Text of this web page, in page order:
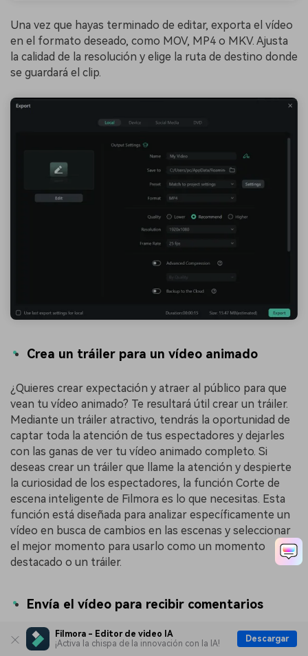
Filmora - Editor de video IA
¡Activa la chispa de la innovación con la IA!
Descargar
Una vez que hayas terminado de editar, exporta el vídeo
en el formato deseado, como MOV, MP4 o MKV. Ajusta
la calidad de la resolución y elige la ruta de destino donde
se guardará el clip.
Crea un tráiler para un vídeo animado
¿Quieres crear expectación y atraer al público para que
vean tu vídeo animado? Te resultará útil crear un tráiler.
Mediante un tráiler atractivo, tendrás la oportunidad de
captar toda la atención de tus espectadores y dejarles
con las ganas de ver tu vídeo animado completo. Si
deseas crear un tráiler que llame la atención y despierte
la curiosidad de los espectadores, la función Corte de
escena inteligente de Filmora es lo que necesitas. Esta
función está diseñada para analizar específicamente un
vídeo en busca de cambios en las escenas y seleccionar
el mejor momento para usarlo como un momento
destacado o un tráiler.
Envía el vídeo para recibir comentarios
Antes de finalizar la producción de tu vídeo de